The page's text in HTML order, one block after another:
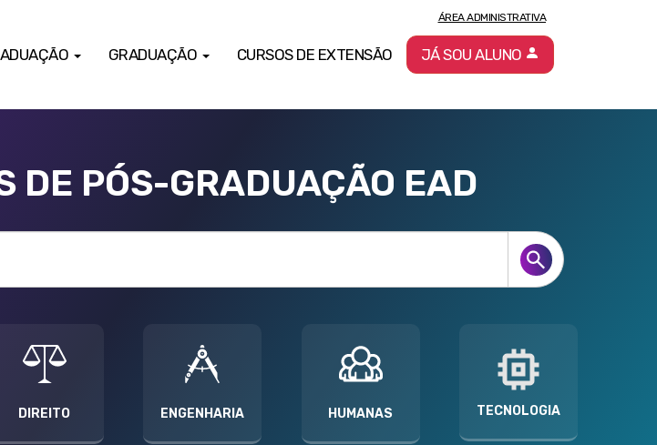
GRADUAÇÃO CURSOS DE EXTENSÃO
ÁREA ADMINISTRATIVA
JÁ SOU ALUNO
DE PÓS-GRADUAÇÃO EAD
DIREITO ENGENHARIA HUMANAS TECNOLOGIA